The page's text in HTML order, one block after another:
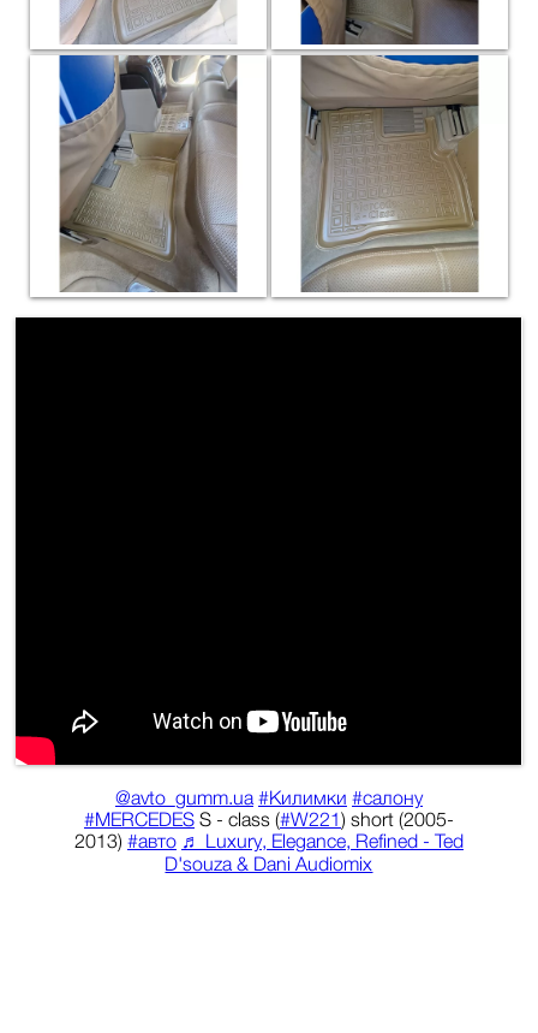
@avto_gumm.ua #Килимки #салону
#MERCEDESS - class (#W221) short (2005-
2013) #авто ♬ Luxury, Elegance, Refined - Ted
D'souza & Dani Audiomix